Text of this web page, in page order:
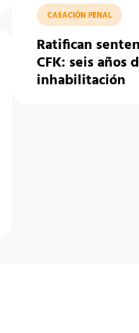
CASACIÓN PENAL
Ratifican
CFK: seis años
inhabilitación